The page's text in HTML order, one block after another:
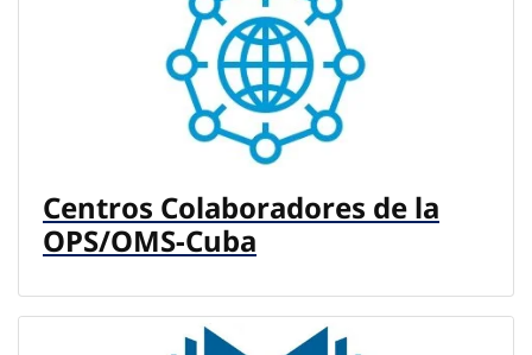
Centros Colaboradores de la
OPS/OMS-Cuba